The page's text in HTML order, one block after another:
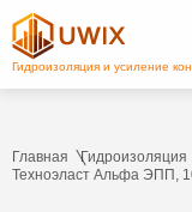
Главная Гидроизоляция
Техноэласт Альфа ЭПП,